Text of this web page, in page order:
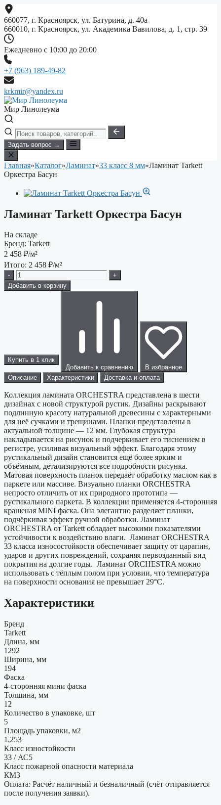
Перейти
к
содержимому
660077, г. Красноярск, ул. Батурина, д. 40а
660010, г. Красноярск, ул. Академика Вавилова, д. 1, стр. 39
Ежедневно с 10:00 до 20:00
+7 (963) 189-49-82
krkmir@yandex.ru
Мир Линолеума
Задать вопрос →
Главная»Каталог»Ламинат»33 класс 8 мм»Ламинат Tarkett
Оркестра Басун
Ламинат Tarkett Оркестра Басун
На складе
Бренд: Tarkett
2 458 ₽/м²
Итого: 2 458 ₽/м²
-
+
Добавить в корзину
Купить в 1 клик
Добавить к сравнению
В избранное
Описание
Характеристики Доставка и оплата
Коллекция ламината ORCHESTRA представлена в шести
дизайнах с новой структурой рустик. Дизайны раскрывают
подлинную красоту натуральной древесины с характерными
для неё сучками и трещинами. Планки представлены в
актуальной толщине — 12 мм. Глубокая структура
накладывается на рисунок и подчеркивает его тиснением в
регистре, усиливая визуальный эффект. Благодаря этому
рустикальный дизайн становится ещё более ярким и
объёмным, детализируются все подробности рисунка.
Матовая поверхность планок передаёт обработку маслом как в
паркете или массиве. Визуально планки ORCHESTRA
непросто отличить от их природного прототипа —
рустикального паркета. В коллекции применяется 4-сторонняя
крашеная MINI фаска. Она элегантно разделяет планки,
подчёркивая эффект ручной обработки. Ламинат
ORCHESTRA от Tarkett обладает высокими показателями
устойчивости к воздействию влаги. Ламинат ORCHESTRA
33 класса износостойкости обеспечивает защиту от царапин,
ударов и других повреждений, сохраняя первозданный вид
покрытия на долгие годы. Ламинат ORCHESTRA можно
использовать с тёплым полом при условии, что температура
на поверхности основания не превышает 29°C.
Характеристики
Бренд
Tarkett
Длина, мм
1292
Ширина, мм
194
Фаска
4-сторонняя мини фаска
Толщина, мм
12
Количество в упаковке, шт
5
Площадь упаковки, м2
1,253
Класс изностойкости
33 / АС5
Класс пожарной опасности материала
КМ3
Оплата: Расчёт наличный и безналичный (счёт отправляется
после получения заявки).